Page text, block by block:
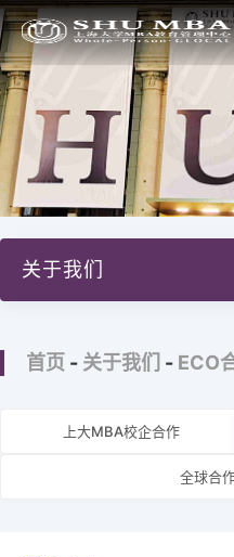
首页
新闻活动
关于我们
主任寄语
首页 - 关于我们 - ECO
上大MBA校企合作
全球合